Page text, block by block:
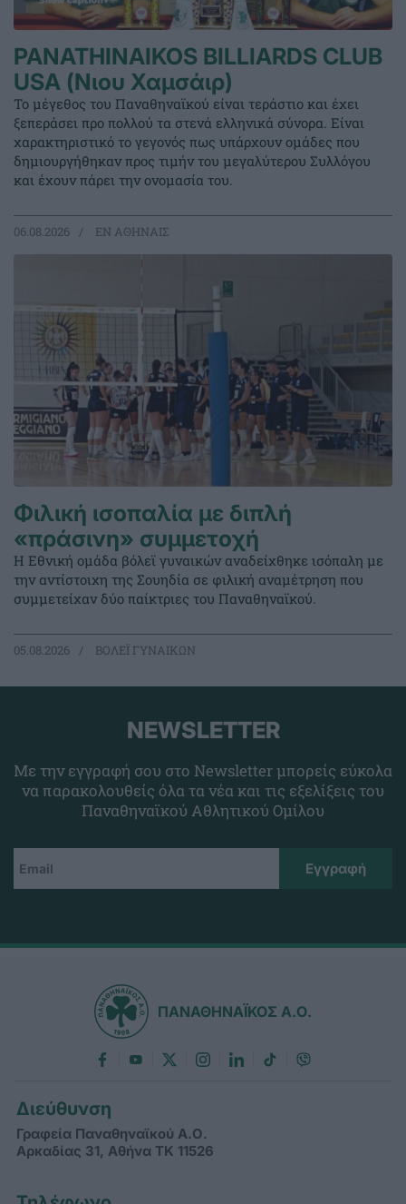
PANATHINAIKOS BILLIARDS CLUB
USA (Νιου Χαμσάιρ)
Το μέγεθος του Παναθηναϊκού είναι τεράστιο και έχει
ξεπεράσει προ πολλού τα στενά ελληνικά σύνορα. Είναι
χαρακτηριστικό το γεγονός πως υπάρχουν ομάδες που
δημιουργήθηκαν προς τιμήν του μεγαλύτερου Συλλόγου
και έχουν πάρει την ονομασία του.
06.08.2026 EΝ ΑΘΗΝΑΙΣ
Φιλική ισοπαλία με διπλή
«πράσινη» συμμετοχή
Η Εθνική ομάδα βόλεϊ γυναικών αναδείχθηκε ισόπαλη με
την αντίστοιχη της Σουηδία σε φιλική αναμέτρηση που
συμμετείχαν δύο παίκτριες του Παναθηναϊκού.
05.08.2026 ΒΟΛΕΪ ΓΥΝΑΙΚΩΝ
NEWSLETTER
Με την εγγραφή σου στο Newsletter μπορείς εύκολα
να παρακολουθείς όλα τα νέα και τις εξελίξεις του
Παναθηναϊκού Αθλητικού Ομίλου
ΠΑΝΑΘΗΝΑΪΚΟΣ Α.Ο.
Διεύθυνση
Γραφεία Παναθηναϊκού Α.Ο.
Αρκαδίας 31, Αθήνα ΤΚ 11526